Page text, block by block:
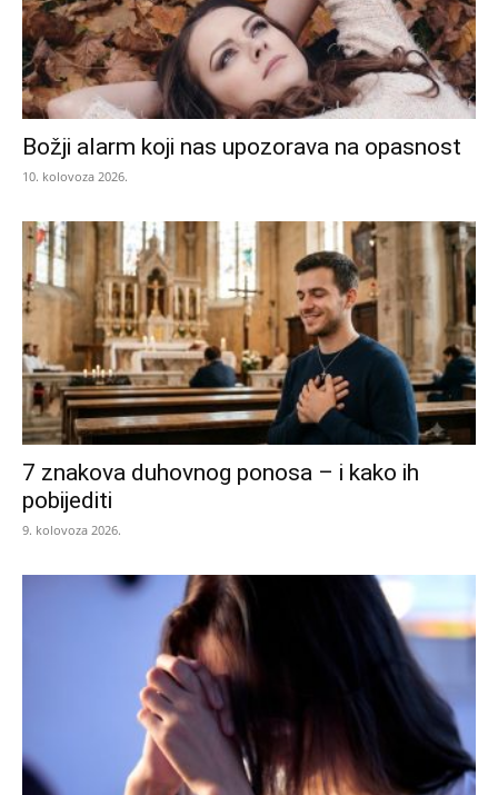
Božji alarm koji nas upozorava na opasnost
10. kolovoza 2026.
7 znakova duhovnog ponosa – i kako ih
pobijediti
9. kolovoza 2026.